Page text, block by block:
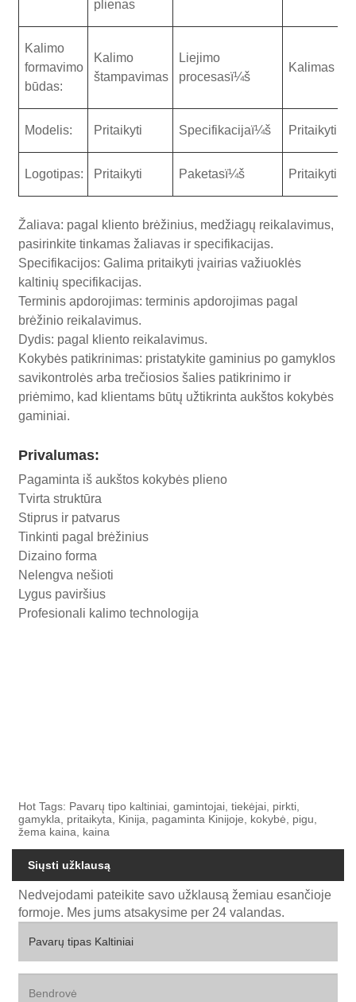
plienas
Kalimo
formavimo
būdas:
Kalimo
štampavimas
Liejimo
procesasï¼š
Kalimas
Modelis: Pritaikyti Specifikacijaï¼š Pritaikyti
Logotipas: Pritaikyti Paketasï¼š Pritaikyti
Žaliava: pagal kliento brėžinius, medžiagų reikalavimus,
pasirinkite tinkamas žaliavas ir specifikacijas.
Specifikacijos: Galima pritaikyti įvairias važiuoklės
kaltinių specifikacijas.
Terminis apdorojimas: terminis apdorojimas pagal
brėžinio reikalavimus.
Dydis: pagal kliento reikalavimus.
Kokybės patikrinimas: pristatykite gaminius po gamyklos
savikontrolės arba trečiosios šalies patikrinimo ir
priėmimo, kad klientams būtų užtikrinta aukštos kokybės
gaminiai.
Privalumas:
Pagaminta iš aukštos kokybės plieno
Tvirta struktūra
Stiprus ir patvarus
Tinkinti pagal brėžinius
Dizaino forma
Nelengva nešioti
Lygus paviršius
Profesionali kalimo technologija
Hot Tags: Pavarų tipo kaltiniai, gamintojai, tiekėjai, pirkti,
gamykla, pritaikyta, Kinija, pagaminta Kinijoje, kokybė, pigu,
žema kaina, kaina
Siųsti užklausą
Nedvejodami pateikite savo užklausą žemiau esančioje
formoje. Mes jums atsakysime per 24 valandas.